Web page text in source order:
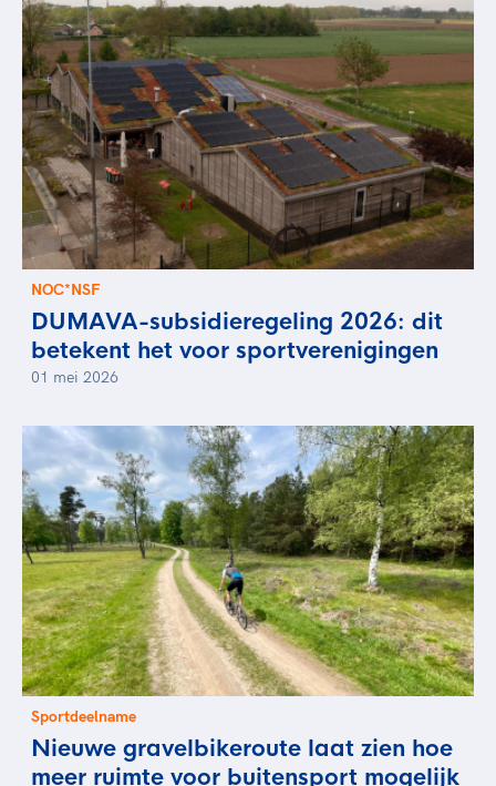
NOC*NSF
DUMAVA-subsidieregeling 2026: dit
betekent het voor sportverenigingen
01 mei 2026
Sportdeelname
Nieuwe gravelbikeroute laat zien hoe
meer ruimte voor buitensport mogelijk